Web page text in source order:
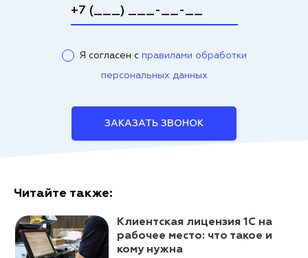
Я согласен с правилами обработки
персональных данных
ЗАКАЗАТЬ ЗВОНОК
Читайте также:
Клиентская лицензия 1С на
рабочее место: что такое и
кому нужна